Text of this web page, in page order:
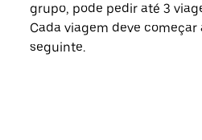
grupo, pode pedir até 3
Cada viagem deve
seguinte.